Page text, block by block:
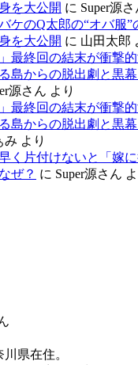
を大公開 に Super源さ
ケのQ太郎の“オバ服
を大公開 に 山田太郎
」最終回の結末が衝
島からの脱出劇と黒
源さん より
」最終回の結末が衝
島からの脱出劇と黒
み より
く片付けないと「嫁
ぜ？ に Super源さん
県在住。